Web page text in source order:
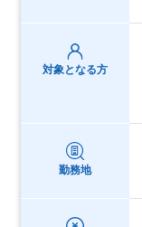
対象となる方
勤務地